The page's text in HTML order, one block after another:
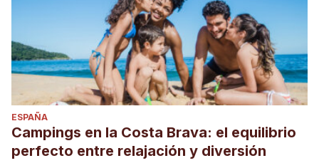
ESPAÑA
Campings en la Costa Brava: el equilibrio
perfecto entre relajación y diversión